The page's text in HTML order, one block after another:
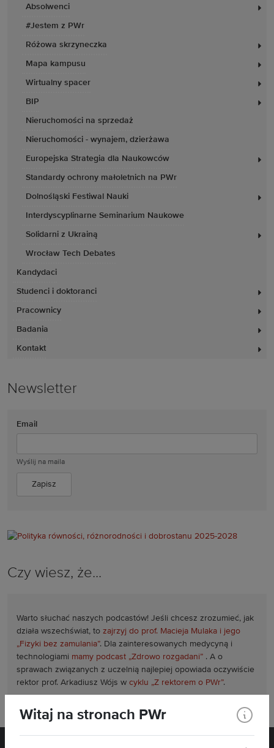
Absolwenci
#Jestem z PWr
Różowa skrzyneczka
Mapa kampusu
Wirtualny spacer
BIP
Nieruchomości na sprzedaż
Nieruchomości - wynajem, dzierżawa
Europejska Strategia dla Naukowców
Standardy ochrony małoletnich na PWr
Dolnośląski Festiwal Nauki
Interdyscyplinarne Seminarium Naukowe
Solidarni z Ukrainą
Wrocław Tech Debates
Kandydaci
Studenci i doktoranci
Pracownicy
Badania
Kontakt
Newsletter
Email
Wyślij na maila
Czy wiesz, że...
Warto słuchać naszych podcastów! Jeśli chcesz zrozumieć, jak
działa wszechświat, to zajrzyj do prof. Macieja Mulaka i jego
„Fizyki bez zamulania”. Dla zainteresowanych medycyną i
technologiami mamy podcast „Zdrowo rozgadani” . A o
sprawach związanych z uczelnią najlepiej opowiada oczywiście
rektor prof. Arkadiusz Wójs w cyklu „Z rektorem o PWr”.
Witaj na stronach PWr